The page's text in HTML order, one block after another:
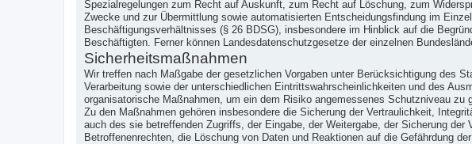
Spezialregelungen zum Recht auf Auskunft, zum Recht auf Löschung, zum
Zwecke und zur Übermittlung sowie automatisierten Entscheidungsfindung im
Beschäftigungsverhältnisses (§ 26 BDSG), insbesondere im Hinblick auf die
Beschäftigten. Ferner können Landesdatenschutzgesetze der einzelnen
Sicherheitsmaßnahmen
Wir treffen nach Maßgabe der gesetzlichen Vorgaben unter Berücksichtigung des
Verarbeitung sowie der unterschiedlichen Eintrittswahrscheinlichkeiten und des
organisatorische Maßnahmen, um ein dem Risiko angemessenes Schutzniveau zu
Zu den Maßnahmen gehören insbesondere die Sicherung der Vertraulichkeit,
auch des sie betreffenden Zugriffs, der Eingabe, der Weitergabe, der Sicherung
Betroffenenrechten, die Löschung von Daten und Reaktionen auf die Gefährdung